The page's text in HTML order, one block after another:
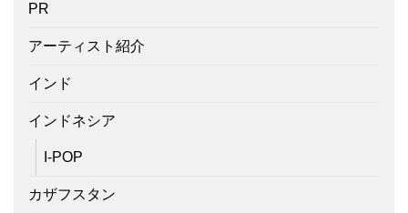
PR
アーティスト紹介
インド
インドネシア
I-POP
カザフスタン